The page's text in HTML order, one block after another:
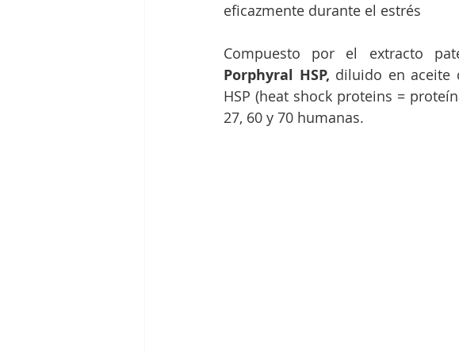
eficazmente durante el estrés
Compuesto por el extracto
Porphyral HSP, diluido en aceite
HSP (heat shock proteins =
27, 60 y 70 humanas.